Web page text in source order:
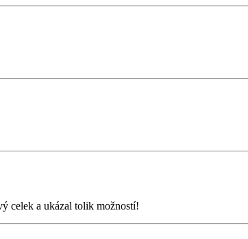
celek a ukázal tolik možností!